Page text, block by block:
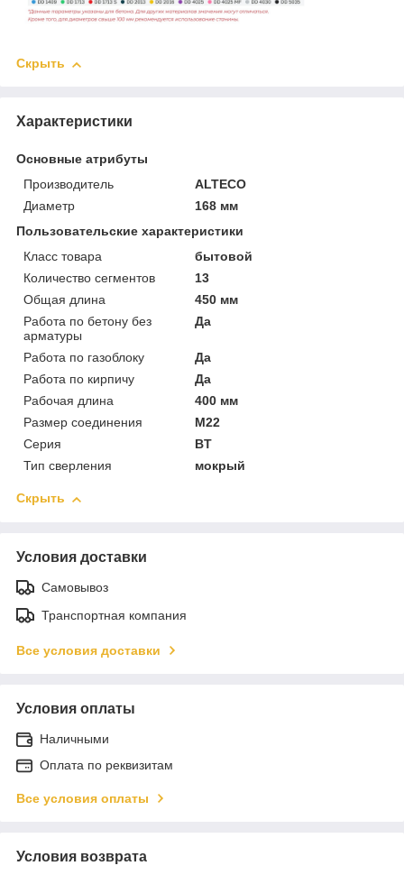
Скрыть
Характеристики
Основные атрибуты
Производитель
ALTECO
Диаметр
168 мм
Пользовательские характеристики
Класс товара
бытовой
Количество сегментов
13
Общая длина
450 мм
Работа по бетону без
арматуры
Да
Работа по газоблоку
Да
Работа по кирпичу
Да
Рабочая длина
400 мм
Размер соединения
М22
Серия
BТ
Тип сверления
мокрый
Скрыть
Условия доставки
Самовывоз
Транспортная компания
Все условия доставки
Условия оплаты
Наличными
Оплата по реквизитам
Все условия оплаты
Условия возврата